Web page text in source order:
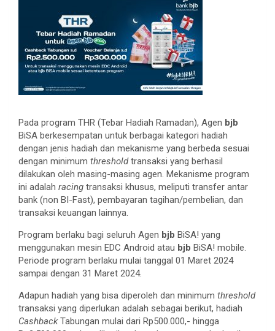
Pada program THR (Tebar Hadiah Ramadan), Agen bjb
BiSA berkesempatan untuk berbagai kategori hadiah
dengan jenis hadiah dan mekanisme yang berbeda sesuai
dengan minimum thresholdtransaksi yang berhasil
dilakukan oleh masing-masing agen. Mekanisme program
ini adalah racing transaksi khusus, meliputi transfer antar
bank (non BI-Fast), pembayaran tagihan/pembelian, dan
transaksi keuangan lainnya.
Program berlaku bagi seluruh Agen bjb BiSA! yang
menggunakan mesin EDC Android atau bjb BiSA! mobile.
Periode program berlaku mulai tanggal 01 Maret 2024
sampai dengan 31 Maret 2024.
Adapun hadiah yang bisa diperoleh dan minimum threshold
transaksi yang diperlukan adalah sebagai berikut, hadiah
CashbackTabungan mulai dari Rp500.000,- hingga